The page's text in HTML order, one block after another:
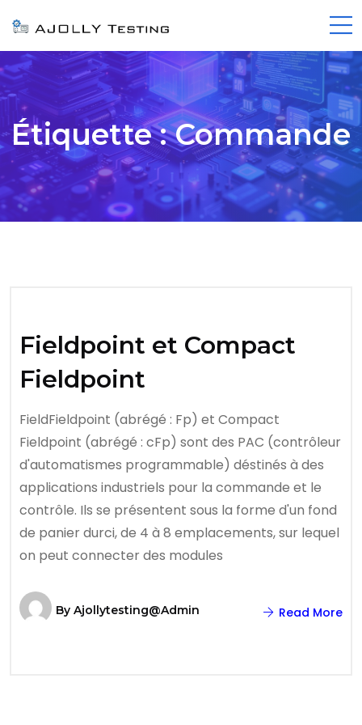
Étiquette :Commande
Fieldpoint et Compact
Fieldpoint
FieldFieldpoint (abrégé : Fp) et Compact
Fieldpoint (abrégé : cFp) sont des PAC (contrôleur
d'automatismes programmable) déstinés à des
applications industriels pour la commande et le
contrôle. Ils se présentent sous la forme d'un fond
de panier durci, de 4 à 8 emplacements, sur lequel
on peut connecter des modules
By Ajollytesting@admin Read More